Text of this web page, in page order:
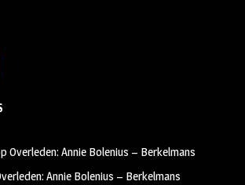
Overleden: Annie Bolenius – Berkelmans
Annie Bolenius – Berkelmans